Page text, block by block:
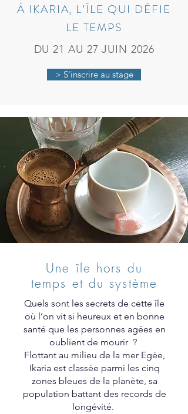
À IKARIA, L’ÎLE QUI DÉFIE
LE TEMPS
DU 21 AU 27 JUIN 2026
> S'inscrire au stage
Une île hors du
temps et du système
Quels sont les secrets de cette île
où l’on vit si heureux et en bonne
santé que les personnes agées en
oublient de mourir ?
Flottant au milieu de la mer Egée,
Ikaria est classée parmi les cinq
zones bleues de la planète, sa
population battant des records de
longévité.